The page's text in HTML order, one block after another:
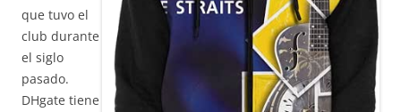
que tuvo el
club durante
el siglo
pasado.
DHgate tiene